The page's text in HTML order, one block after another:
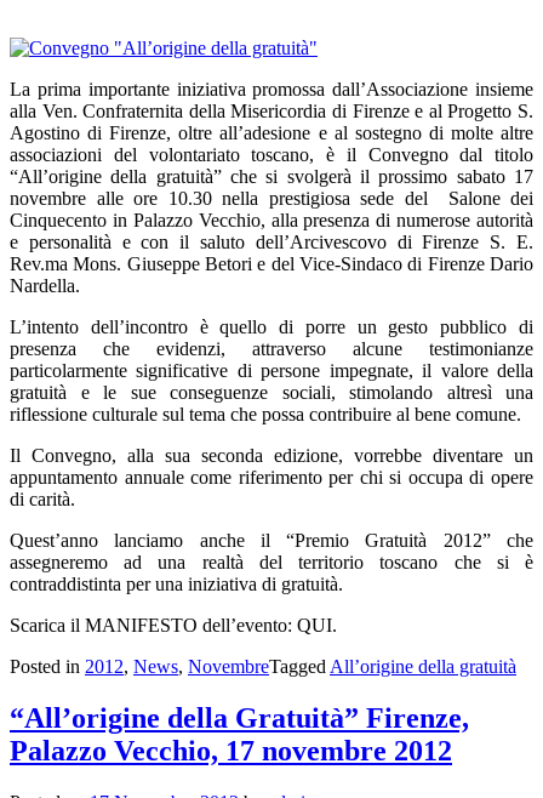
La prima importante iniziativa promossa dall’Associazione insieme
alla Ven. Confraternita della Misericordia di Firenze e al Progetto S.
Agostino di Firenze, oltre all’adesione e al sostegno di molte altre
associazioni del volontariato toscano, è il Convegno dal titolo
“All’origine della gratuità” che si svolgerà il prossimo sabato 17
novembre alle ore 10.30 nella prestigiosa sede del Salone dei
Cinquecento in Palazzo Vecchio, alla presenza di numerose autorità
e personalità e con il saluto dell’Arcivescovo di Firenze S. E.
Rev.ma Mons. Giuseppe Betori e del Vice-Sindaco di Firenze Dario
Nardella.
L’intento dell’incontro è quello di porre un gesto pubblico di
presenza che evidenzi, attraverso alcune testimonianze
particolarmente significative di persone impegnate, il valore della
gratuità e le sue conseguenze sociali, stimolando altresì una
riflessione culturale sul tema che possa contribuire al bene comune.
Il Convegno, alla sua seconda edizione, vorrebbe diventare un
appuntamento annuale come riferimento per chi si occupa di opere
di carità.
Quest’anno lanciamo anche il “Premio Gratuità 2012” che
assegneremo ad una realtà del territorio toscano che si è
contraddistinta per una iniziativa di gratuità.
Scarica il MANIFESTO dell’evento: QUI.
Posted in 2012, News, NovembreTagged All’origine della gratuità
“All’origine della Gratuità” Firenze,
Palazzo Vecchio, 17 novembre 2012